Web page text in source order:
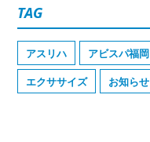
TAG
アスリハ アビスパ福岡
エクササイズ
お知らせ